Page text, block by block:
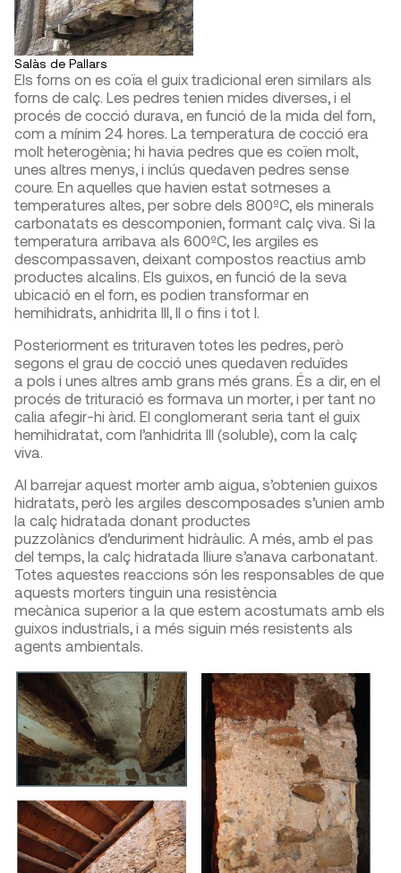
Salàs de Pallars
Els forns on es coïa el guix tradicional eren similars als
forns de calç. Les pedres tenien mides diverses, i el
procés de cocció durava, en funció de la mida del forn,
com a mínim 24 hores. La temperatura de cocció era
molt heterogènia; hi havia pedres que es coïen molt,
unes altres menys, i inclús quedaven pedres sense
coure. En aquelles que havien estat sotmeses a
temperatures altes, per sobre dels 800ºC, els minerals
carbonatats es descomponien, formant calç viva. Si la
temperatura arribava als 600ºC, les argiles es
descompassaven, deixant compostos reactius amb
productes alcalins. Els guixos, en funció de la seva
ubicació en el forn, es podien transformar en
hemihidrats, anhidrita III, II o fins i tot I.
Posteriorment es trituraven totes les pedres, però
segons el grau de cocció unes quedaven reduïdes
a pols i unes altres amb grans més grans. És a dir, en el
procés de trituració es formava un morter, i per tant no
calia afegir-hi àrid. El conglomerant seria tant el guix
hemihidratat, com l’anhidrita III (soluble), com la calç
viva.
Al barrejar aquest morter amb aigua, s’obtenien guixos
hidratats, però les argiles descomposades s’unien amb
la calç hidratada donant productes
puzzolànics d’enduriment hidràulic. A més, amb el pas
del temps, la calç hidratada lliure s’anava carbonatant.
Totes aquestes reaccions són les responsables de que
aquests morters tinguin una resistència
mecànica superior a la que estem acostumats amb els
guixos industrials, i a més siguin més resistents als
agents ambientals.